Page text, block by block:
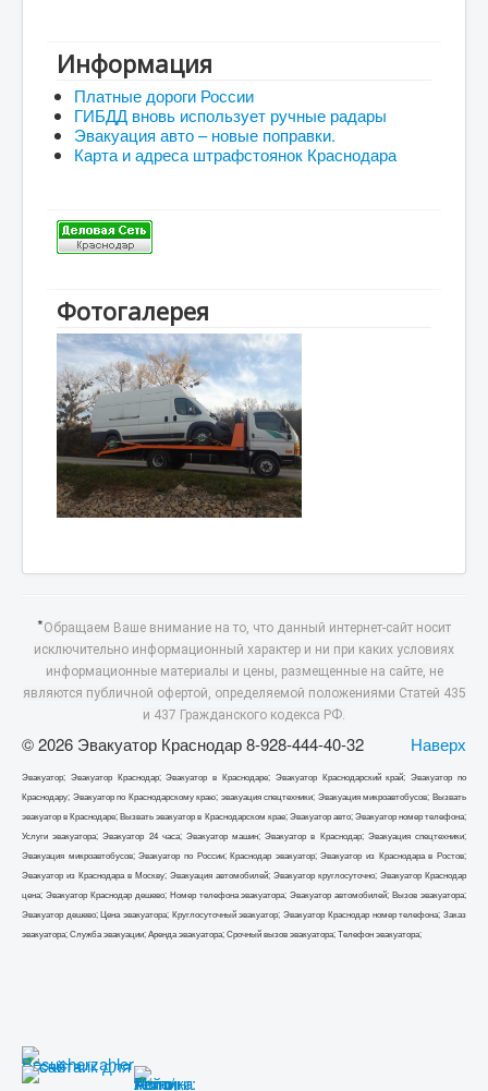
Информация
Платные дороги России
ГИБДД вновь использует ручные радары
Эвакуация авто – новые поправки.
Карта и адреса штрафстоянок Краснодара
Фотогалерея
*Обращаем Ваше внимание на то, что данный интернет-сайт носит
исключительно информационный характер и ни при каких условиях
информационные материалы и цены, размещенные на сайте, не
являются публичной офертой, определяемой положениями Статей 435
и 437 Гражданского кодекса РФ.
Наверх
© 2026 Эвакуатор Краснодар 8-928-444-40-32
Эвакуатор; Эвакуатор Краснодар; Эвакуатор в Краснодаре; Эвакуатор Краснодарский край; Эвакуатор по
Краснодару; Эвакуатор по Краснодарскому краю; эвакуация спецтехники; Эвакуация микроавтобусов; Вызвать
эвакуатор в Краснодаре; Вызвать эвакуатор в Краснодарском крае; Эвакуатор авто; Эвакуатор номер телефона;
Услуги эвакуатора; Эвакуатор 24 часа; Эвакуатор машин; Эвакуатор в Краснодар; Эвакуация спецтехники;
Эвакуация микроавтобусов; Эвакуатор по России; Краснодар эвакуатор; Эвакуатор из Краснодара в Ростов;
Эвакуатор из Краснодара в Москву; Эвакуация автомобилей; Эвакуатор круглосуточно; Эвакуатор Краснодар
цена; Эвакуатор Краснодар дешево; Номер телефона эвакуатора; Эвакуатор автомобилей; Вызов эвакуатора;
Эвакуатор дешево; Цена эвакуатора; Круглосуточный эвакуатор; Эвакуатор Краснодар номер телефона; Заказ
эвакуатора; Служба эвакуации; Аренда эвакуатора; Срочный вызов эвакуатора; Телефон эвакуатора;